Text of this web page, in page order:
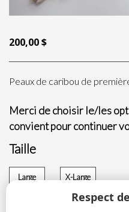
200,00$
Peaux de caribou de
Merci de choisir le/les
convient pour continuer
Taille
Large
X-Large
200,00$
Respect